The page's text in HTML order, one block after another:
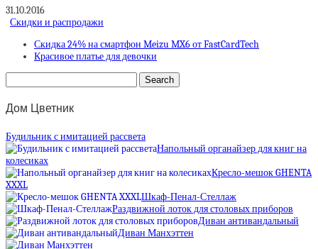
31.10.2016
Скидки и распродажи
Скидка 24% на смартфон Meizu MX6 от FastCardTech
Красивое платье для девочки
Дом Цветник
Будильник с имитацией рассвета
Напольный органайзер для книг на
колесиках
Кресло-мешок GHENTA
XXXL
Шкаф-Пенал-Стеллаж
Раздвижной лоток для столовых приборов
Диван антивандальный
Диван Манхэттен